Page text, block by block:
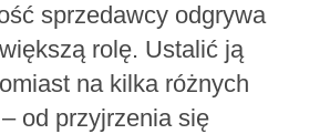
sprzedawcy odgrywa
rolę. Ustalić ją
na kilka różnych
od przyjrzenia się